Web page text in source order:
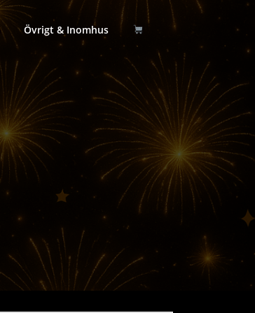
Övrigt & Inomhus